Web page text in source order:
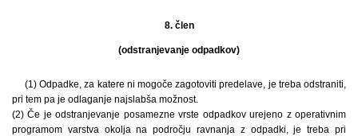
8. člen
(odstranjevanje odpadkov)
(1) Odpadke, za katere ni mogoče zagotoviti predelave, je treba odstraniti,
pri tem pa je odlaganje najslabša možnost.
(2) Če je odstranjevanje posamezne vrste odpadkov urejeno z operativnim
programom varstva okolja na področju ravnanja z odpadki, je treba pri